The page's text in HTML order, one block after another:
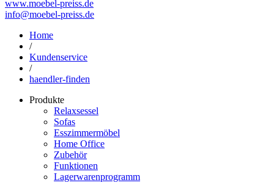
www.moebel-preiss.de
info@moebel-preiss.de
Home
/
Kundenservice
/
haendler-finden
Produkte
Relaxsessel
Sofas
Esszimmermöbel
Home Office
Zubehör
Funktionen
Lagerwarenprogramm